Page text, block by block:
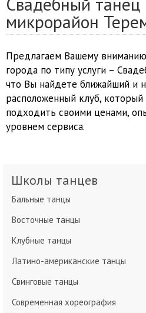
микрорайон
Предлагаем Вашему
города по типу услуги –
что Вы найдете ближайший и
расположенный клуб,
подходить своими ценами,
уровнем сервиса.
Школы танцев
Бальные танцы
Восточные танцы
Клубные танцы
Латино-американские танцы
Свинговые танцы
Современная хореография